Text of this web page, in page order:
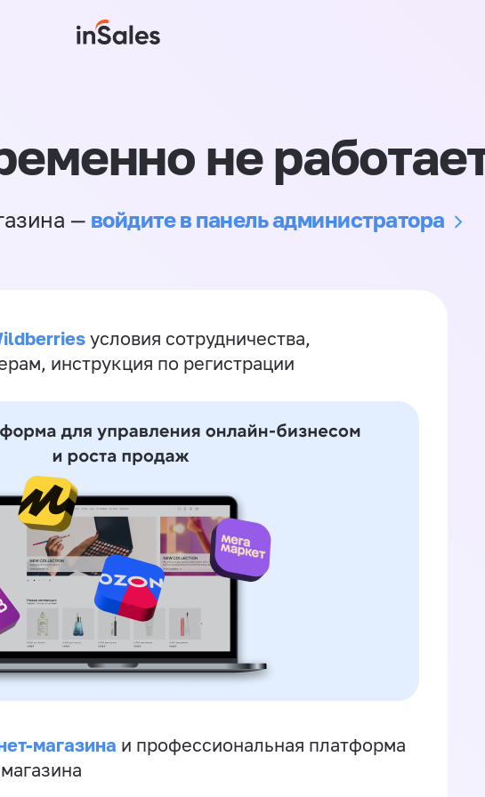
не
— войдите в панель администратора
условия сотрудничества,
инструкция по регистрации
магазина и профессиональная платформа